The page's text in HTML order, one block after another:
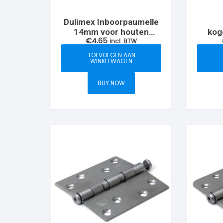
Dulimex Inboorpaumelle
14mm voor houten
kozijn RVS geborsteld
€4.65 incl. BTW
TOEVOEGEN AAN
WINKELWAGEN
BUY NOW